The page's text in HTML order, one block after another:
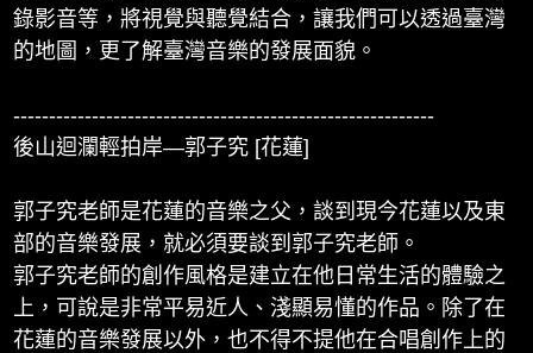
錄影音等，將視覺與聽覺結合，讓我們可以透過臺灣
的地圖，更了解臺灣音樂的發展面貌。
-----------------------------------------------------------
後山迴瀾輕拍岸—郭子究 [花蓮]
郭子究老師是花蓮的音樂之父，談到現今花蓮以及東
部的音樂發展，就必須要談到郭子究老師。
郭子究老師的創作風格是建立在他日常生活的體驗之
上，可說是非常平易近人、淺顯易懂的作品。除了在
花蓮的音樂發展以外，也不得不提他在合唱創作上的